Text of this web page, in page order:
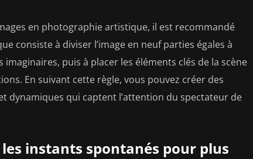
en photographie artistique, il est recommandé
consiste à diviser l’image en neuf parties égales à
imaginaires, puis à placer les éléments clés de la scène
En suivant cette règle, vous pouvez créer des
dynamiques qui captent l’attention du spectateur de
instants spontanés pour plus